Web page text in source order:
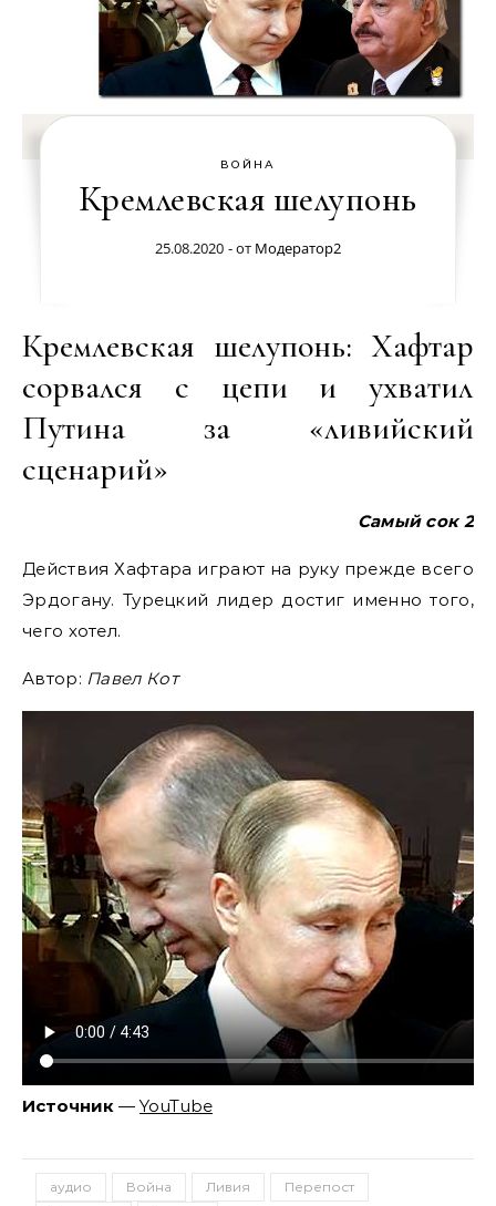
ВОЙНА
Кремлевская шелупонь
25.08.2020 - от Модератор2
Кремлевская шелупонь: Хафтар
сорвался с цепи и ухватил
Путина за «ливийский
сценарий»
Самый сок 2
Действия Хафтара играют на руку прежде всего
Эрдогану. Турецкий лидер достиг именно того,
чего хотел.
Автор: Павел Кот
Источник — YouTube
аудио Война Ливия
Перепост